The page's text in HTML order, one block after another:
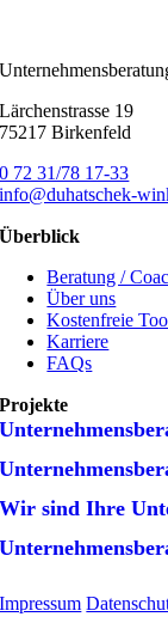
Lärchenstrasse 19
75217 Birkenfeld
0 72 31/78 17-33
info@duhatschek-
Überblick
Beratung /
Über uns
Kostenfreie
Karriere
FAQs
Projekte
Wir sind Ihre
Impressum